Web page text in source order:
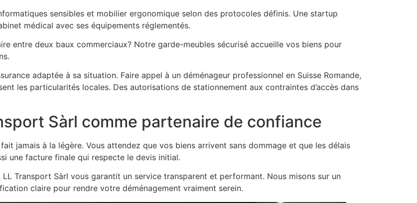
sensibles et mobilier ergonomique selon des protocoles définis. Une startup
médical avec ses équipements réglementés.
entre deux baux commerciaux? Notre garde-meubles sécurisé accueille vos biens pour
adaptée à sa situation. Faire appel à un déménageur professionnel en Suisse Romande,
les particularités locales. Des autorisations de stationnement aux contraintes d’accès dans
Sàrl comme partenaire de confiance
jamais à la légère. Vous attendez que vos biens arrivent sans dommage et que les délais
une facture finale qui respecte le devis initial.
LL Transport Sàrl vous garantit un service transparent et performant. Nous misons sur un
claire pour rendre votre déménagement vraiment serein.